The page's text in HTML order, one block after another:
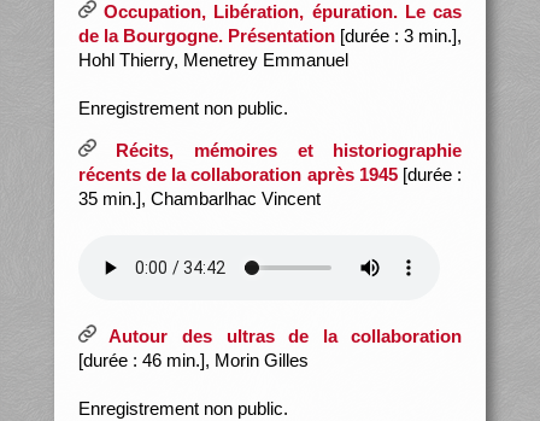
Occupation, Libération, épuration. Le cas
de la Bourgogne. Présentation[durée : 3 min.],
Hohl Thierry, Menetrey Emmanuel
Enregistrement non public.
Récits, mémoires et historiographie
récents de la collaboration après 1945[durée :
35 min.], Chambarlhac Vincent
Autour des ultras de la collaboration
[durée : 46 min.], Morin Gilles
Enregistrement non public.